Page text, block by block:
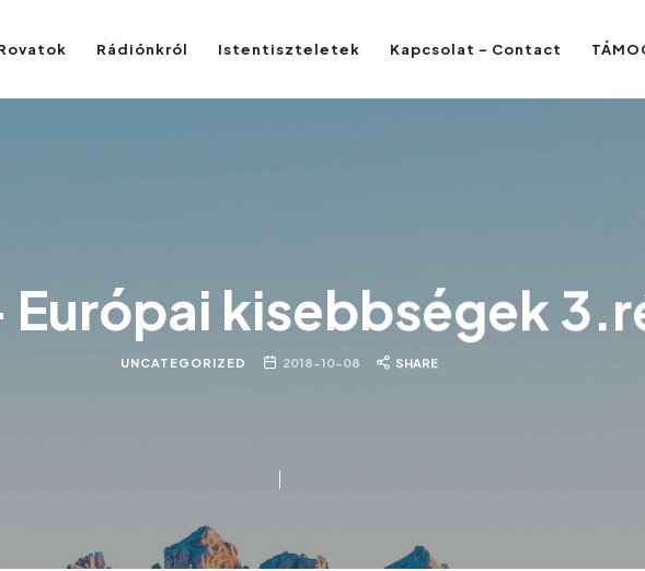
Rádiónkról Istentiszteletek Kapcsolat – Contact
Európai kisebbségek
UNCATEGORIZED 2018-10-08 SHARE